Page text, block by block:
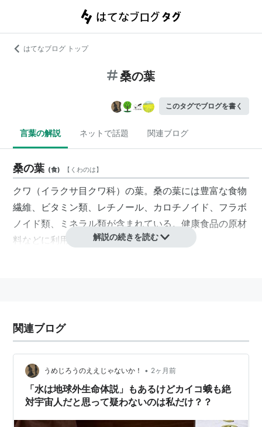
はてなブログ トップ
桑の葉
このタグでブログを書く
言葉の解説 ネットで話題 関連ブログ
桑の葉 (食) 【 くわのは】
クワ（イラクサ目クワ科）の葉。桑の葉には豊富な食物
繊維、ビタミン類、レチノール、カロチノイド、フラボ
ノイド類、ミネラル類が含まれている。健康食品の原材
料などに利用されている。解説の続きを読む
関連ブログ
うめじろうのええじゃないか！ • 2ヶ月前
「水は地球外生命体説」もあるけどカイコ蛾も絶
対宇宙人だと思って疑わないのは私だけ？？